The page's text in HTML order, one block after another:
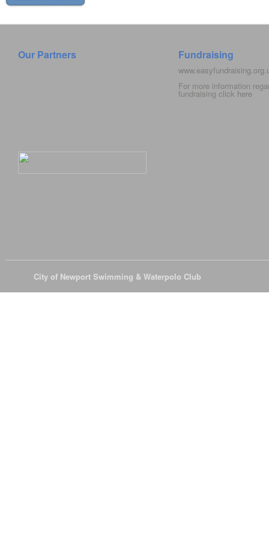
Our Partners Fundraising
For more information
fundraising click here
City of Newport Swimming & Waterpolo Club